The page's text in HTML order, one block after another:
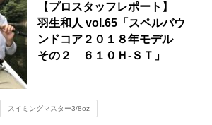
【プロスタッフレポート】
羽生和人 vol.65「スペルバウ
ンドコア２０１８年モデル
その２ ６１０Ｈ-ＳＴ」
スイミングマスター3/8oz